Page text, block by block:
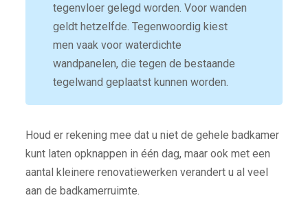
tegenvloer gelegd worden. Voor wanden
geldt hetzelfde. Tegenwoordig kiest
men vaak voor waterdichte
wandpanelen, die tegen de bestaande
tegelwand geplaatst kunnen worden.
Houd er rekening mee dat u niet de gehele badkamer
kunt laten opknappen in één dag, maar ook met een
aantal kleinere renovatiewerken verandert u al veel
aan de badkamerruimte.